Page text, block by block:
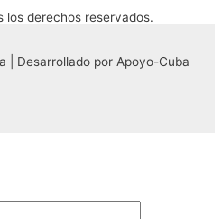
los derechos reservados.
| Desarrollado por Apoyo-Cuba